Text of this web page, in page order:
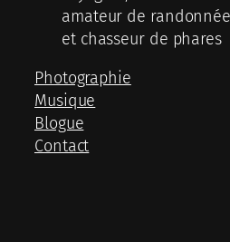
amateur de
et chasseur de phares
Photographie
Musique
Blogue
Contact